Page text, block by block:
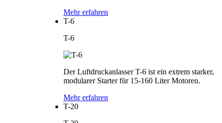
Mehr erfahren
T-6
T-6
Der Luftdruckanlasser T-6 ist ein extrem starker,
modularer Starter für 15-160 Liter Motoren.
Mehr erfahren
T-20